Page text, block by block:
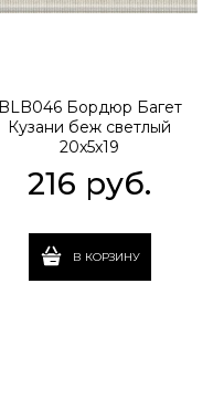
BLB046 Бордюр Багет
Кузани беж светлый
20x5x19
216 руб.
В КОРЗИНУ